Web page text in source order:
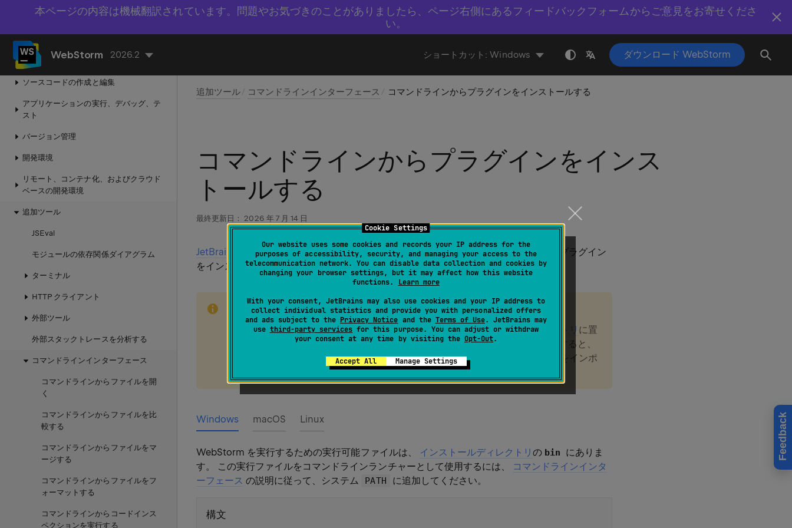
Cookie Settings
Our website uses some cookies and records your IP address for the
purposes of accessibility, security, and managing your access to the
telecommunication network. You can disable data collection and cookies by
changing your browser settings, but it may affect how this website
functions. Learn more
With your consent, JetBrains may also use cookies and your IP address to
collect individual statistics and provide you with personalized offers
and ads subject to the Privacy Notice and the Terms of Use. JetBrains may
use third-party services for this purpose. You can adjust or withdraw
your consent at any time by visiting the Opt-Out.
Accept All Manage Settings
本ページの内容は機械翻訳されています。問題やお気づきのことがありましたら、ページ右側にあるフィードバックフォームからご意見をお寄せくださ
い。
Feedback
WebStorm 2026.2 ショートカット:Windows ダウンロード WebStorm
その他の言語およびフレームワーク
WebStorm プロジェクト
ソースコードの作成と編集
アプリケーションの実行、デバッグ、テ
スト
バージョン管理​
開発環境
リモート、コンテナ化、およびクラウド
ベースの開発環境
追加ツール
JSEval
モジュールの依存関係ダイアグラム
ターミナル
HTTP クライアント
外部ツール
外部スタックトレースを分析する
コマンドラインインターフェース
コマンドラインからファイルを開
く
コマンドラインからファイルを比
較する
コマンドラインからファイルをマ
ージする
コマンドラインからファイルをフ
ォーマットする
コマンドラインからコードインス
ペクションを実行する
追加ツール コマンドラインインターフェース コマンドラインからプラグインをインストールする
コマンドラインからプラグインをインス
トールする
最終更新日： 2026 年 7 月 14 日
JetBrains Marketplace またはカスタムプラグインリポジトリからプラグイン ID でプラグイン
をインストールします。
このコマンドを実行する前に WebStorm を終了してください！
プラグインをインストールするということは、プラグインをplugins ディレクトリ に置
くことを意味します。 新しい WebStorm インストールでこのコマンドを実行すると、
設定が空ではなくなるため、IDE は初回起動時に以前のインストールから設定をインポ
ートする提案をしません。
Windows macOS Linux
WebStorm を実行するための実行可能ファイルは、 インストールディレクトリ の bin にありま
す。 この実行ファイルをコマンドラインランチャーとして使用するには、
コマンドラインインタ
ーフェース の説明に従って、システム PATH に追加してください。
構文